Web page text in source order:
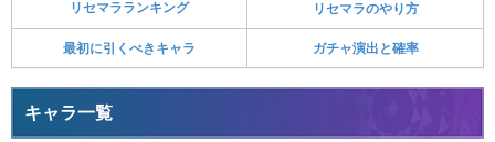
リセマラランキング リセマラのやり方
最初に引くべきキャラ ガチャ演出と確率
キャラ一覧